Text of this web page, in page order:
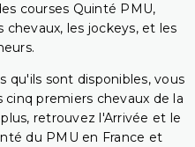
courses Quinté PMU,
chevaux, les jockeys, et les
qu'ils sont disponibles, vous
premiers chevaux de la
retrouvez l'Arrivée et le
du PMU en France et